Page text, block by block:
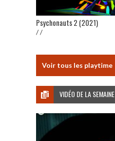
Psychonauts 2 (2021)
/ /
Voir tous les playtime
VIDÉO DE LA SEMAINE